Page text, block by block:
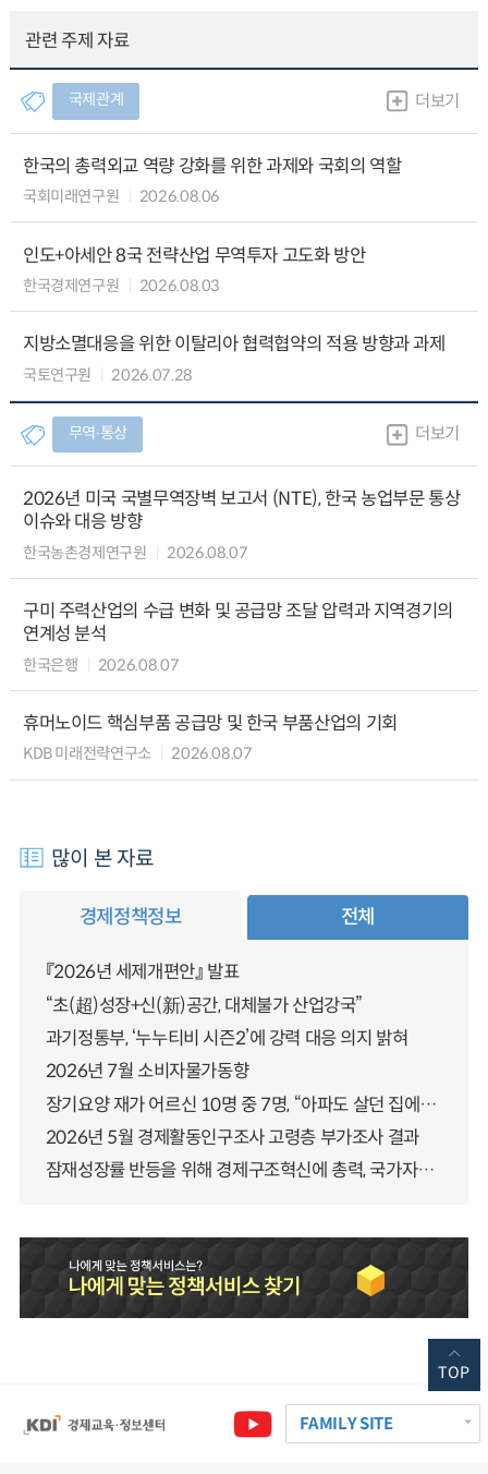
관련 주제 자료
국제관계 더보기
한국의 총력외교 역량 강화를 위한 과제와 국회의 역할
국회미래연구원 2026.08.06
인도+아세안 8국 전략산업 무역투자 고도화 방안
한국경제연구원 2026.08.03
지방소멸대응을 위한 이탈리아 협력협약의 적용 방향과 과제
국토연구원 2026.07.28
무역∙통상 더보기
2026년 미국 국별무역장벽 보고서 (NTE), 한국 농업부문 통상
이슈와 대응 방향
한국농촌경제연구원 2026.08.07
구미 주력산업의 수급 변화 및 공급망 조달 압력과 지역경기의
연계성 분석
한국은행 2026.08.07
휴머노이드 핵심부품 공급망 및 한국 부품산업의 기회
KDB 미래전략연구소 2026.08.07
많이 본 자료
경제정책정보 전체
『2026년 세제개편안』 발표
“초(超)성장+신(新)공간, 대체불가 산업강국”
과기정통부, ‘누누티비 시즌2’에 강력 대응 의지 밝혀
2026년 7월 소비자물가동향
장기요양 재가 어르신 10명 중 7명, “아파도 살던 집에서 살겠다” 「2025년 장기요양실태조사」 결과 발표
2026년 5월 경제활동인구조사 고령층 부가조사 결과
잠재성장률 반등을 위해 경제구조혁신에 총력, 국가자산 관리체계 대전환
FAMILY SITE
TOP